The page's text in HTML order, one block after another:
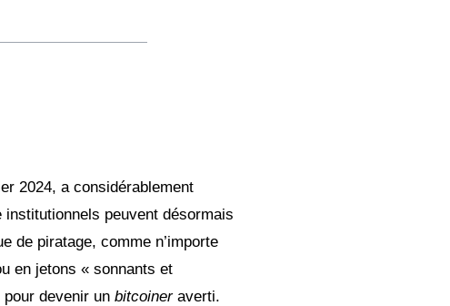
2024, a considérablement
peuvent désormais
de piratage, comme n’importe
en jetons « sonnants et
devenir un bitcoineraverti.